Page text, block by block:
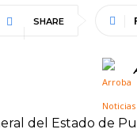
SHARE
del Estado de